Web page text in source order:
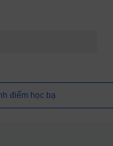
điểm học bạ